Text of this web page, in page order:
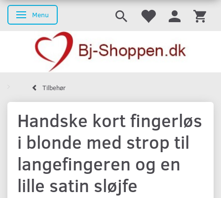
Skifte navigation
Menu
Tilbehør
Handske kort fingerløs
i blonde med strop til
langefingeren og en
lille satin sløjfe